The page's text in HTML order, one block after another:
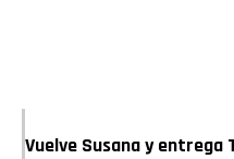
Vuelve Susana y entrega